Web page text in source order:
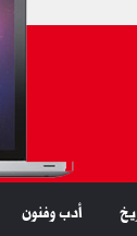
أدب وفنون